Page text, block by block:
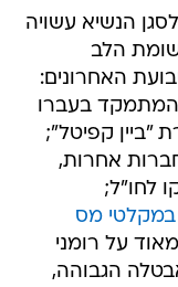
הנשיא עשויה
הלב
האחרונים:
בעברו
"ביין קפיטל";
אחרות,
לחו"ל;
במקלטי מס
על רומני
הגבוהה,